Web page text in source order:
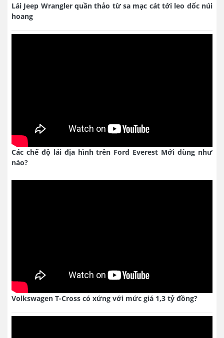
Lái Jeep Wrangler quần thảo từ sa mạc cát tới leo dốc núi
hoang
Các chế độ lái địa hình trên Ford Everest Mới dùng như
nào?
Volkswagen T-Cross có xứng với mức giá 1,3 tỷ đồng?